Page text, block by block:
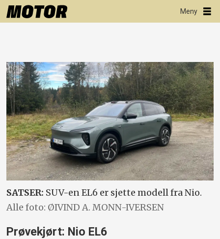
SATSER: SUV-en EL6 er sjette modell fra Nio.
Alle foto: ØIVIND A. MONN-IVERSEN
Prøvekjørt: Nio EL6